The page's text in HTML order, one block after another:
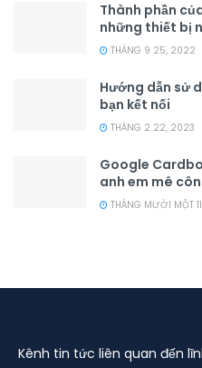
Thành phần
những thiết bị
THÁNG 9 25, 2022
Hướng dẫn sử
bạn kết nối
THÁNG 2 22, 2023
Google
anh em mê
THÁNG MƯỜI MỘT
Kênh tin tức liên quan đến